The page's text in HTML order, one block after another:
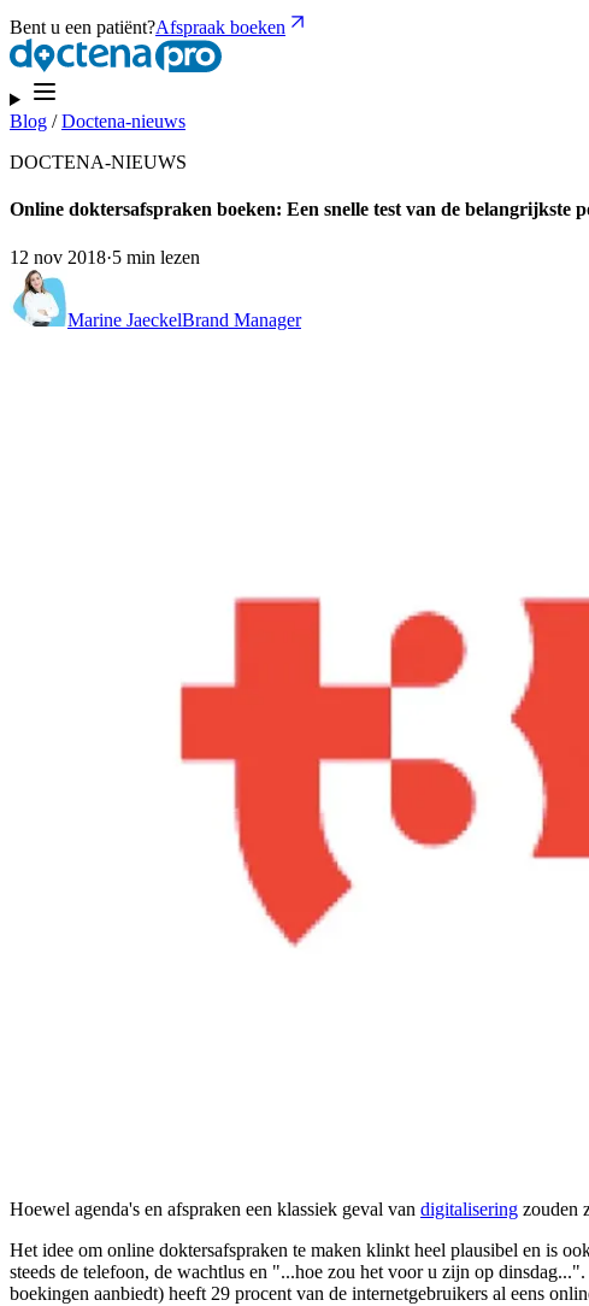
Bent u een patiënt?Afspraak boeken
Blog /Doctena-nieuws
DOCTENA-NIEUWS
Online doktersafspraken boeken: Een snelle test van de belangrijkste
12 nov 2018·5 min lezen
Marine JaeckelBrand Manager
Hoewel agenda's en afspraken een klassiek geval van digitalisering zouden
Het idee om online doktersafspraken te maken klinkt heel plausibel en is
steeds de telefoon, de wachtlus en "...hoe zou het voor u zijn op
boekingen aanbiedt) heeft 29 procent van de internetgebruikers al eens